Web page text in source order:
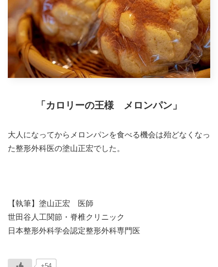
「カロリーの王様 メロンパン」
大人になってからメロンパンを食べる機会は殆どなくなっ
た整形外科医の塗山正宏でした。
【執筆】塗山正宏 医師
世田谷人工関節・脊椎クリニック
日本整形外科学会認定整形外科専門医